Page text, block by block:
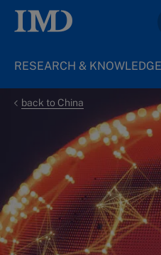
RESEARCH & KNOWLEDGE
back to China